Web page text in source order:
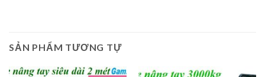
SẢN PHẨM TƯƠNG TỰ